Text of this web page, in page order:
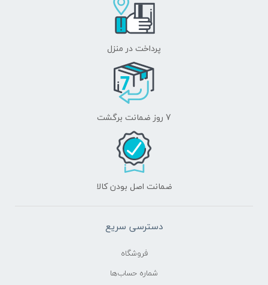
پرداخت در منزل
7 روز ضمانت برگشت
ضمانت اصل بودن کالا
دسترسی سریع
فروشگاه
شماره حساب‌ها